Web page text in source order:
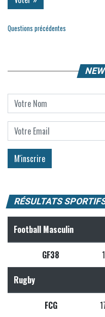
Questions précédentes
RÉSULTATS
Football Masculin
GF38 1
Rugby
FCG